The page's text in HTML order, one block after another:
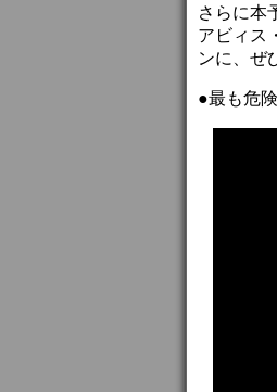
さらに本
アビィス
ンに、ぜ
●最も危